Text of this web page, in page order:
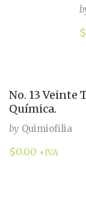
$
No. 13 Veinte
Química.
by Quimiofilia
$0.00 +IVA